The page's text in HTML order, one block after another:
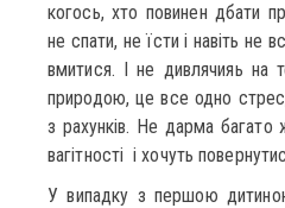
когось, хто повинен дбати
не спати, не їсти і навіть не
вмитися. І не дивлячияь на
природою, це все одно
з рахунків. Не дарма
вагітності і хочуть
У випадку з першою